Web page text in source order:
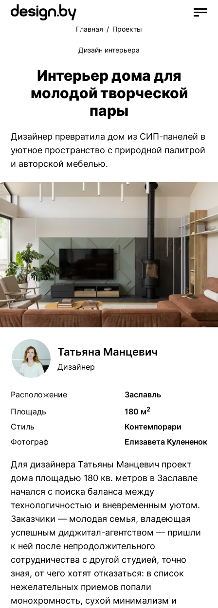
Главная Проекты
Дизайн интерьера
Интерьер дома для
молодой творческой
пары
Дизайнер превратила дом из СИП-панелей в
уютное пространство с природной палитрой
и авторской мебелью.
Татьяна Манцевич
Дизайнер
Расположение
Заславль
Площадь
180 м2
Стиль
Контемпорари
Фотограф
Елизавета Кулененок
Для дизайнера Татьяны Манцевич проект
дома площадью 180 кв. метров в Заславле
начался с поиска баланса между
технологичностью и вневременным уютом.
Заказчики — молодая семья, владеющая
успешным диджитал-агентством — пришли
к ней после непродолжительного
сотрудничества с другой студией, точно
зная, от чего хотят отказаться: в список
нежелательных приемов попали
монохромность, сухой минимализм и